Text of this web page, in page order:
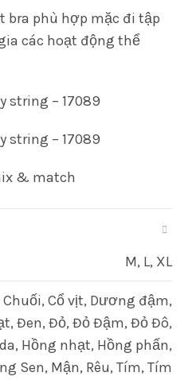
bra phù hợp mặc đi tập
các hoạt động thể
M, L, XL
Cổ vịt, Dương đậm,
Đen, Đỏ, Đỏ Đậm, Đỏ Đô,
Hồng nhạt, Hồng phấn,
Sen, Mận, Rêu, Tím, Tím